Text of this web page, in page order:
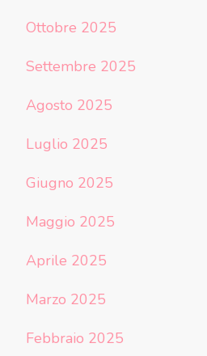
Ottobre 2025
Settembre 2025
Agosto 2025
Luglio 2025
Giugno 2025
Maggio 2025
Aprile 2025
Marzo 2025
Febbraio 2025